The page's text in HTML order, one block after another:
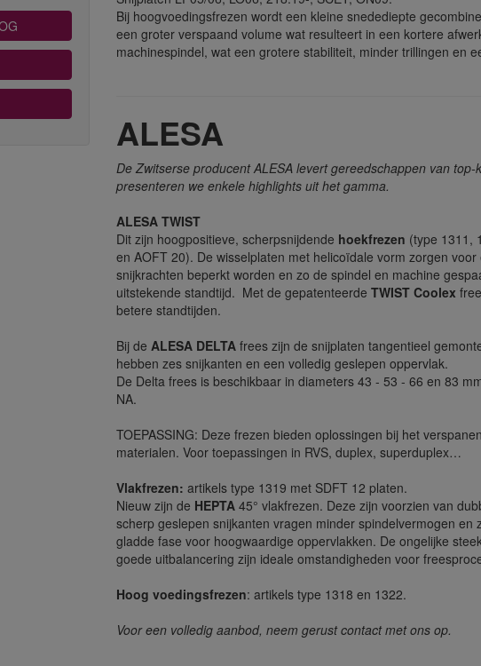
Bij hoogvoedingsfrezen wordt een kleine snedediepte
een groter verspaand volume wat resulteert in een kortere
machinespindel, wat een grotere stabiliteit, minder trillingen en
ALESA
De Zwitserse producent ALESA levert gereedschappen van
presenteren we enkele highlights uit het gamma.
ALESA TWIST
Dit zijn hoogpositieve, scherpsnijdende hoekfrezen (type 1311,
en AOFT 20). De wisselplaten met helicoïdale vorm zorgen
snijkrachten beperkt worden en zo de spindel en machine
uitstekende standtijd. Met de gepatenteerde TWIST Coolex
betere standtijden.
Bij de ALESA DELTA frees zijn de snijplaten tangentieel
hebben zes snijkanten en een volledig geslepen oppervlak.
De Delta frees is beschikbaar in diameters 43 - 53 - 66 en 83
NA.
TOEPASSING: Deze frezen bieden oplossingen bij het
materialen. Voor toepassingen in RVS, duplex, superduplex…
Vlakfrezen: artikels type 1319 met SDFT 12 platen.
Nieuw zijn de HEPTA 45° vlakfrezen. Deze zijn voorzien van
scherp geslepen snijkanten vragen minder spindelvermogen
gladde fase voor hoogwaardige oppervlakken. De ongelijke
goede uitbalancering zijn ideale omstandigheden voor
Hoog voedingsfrezen: artikels type 1318 en 1322.
Voor een volledig aanbod, neem gerust contact met ons op.